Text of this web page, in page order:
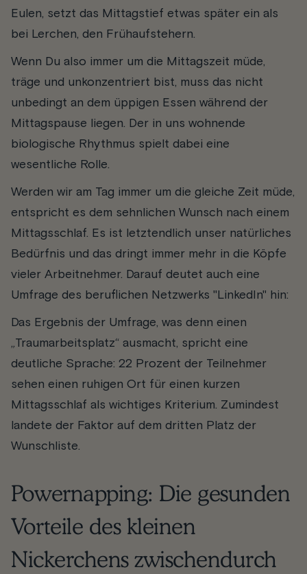
Eulen, setzt das Mittagstief etwas später ein als
bei Lerchen, den Frühaufstehern.
Wenn Du also immer um die Mittagszeit müde,
träge und unkonzentriert bist, muss das nicht
unbedingt an dem üppigen Essen während der
Mittagspause liegen. Der in uns wohnende
biologische Rhythmus spielt dabei eine
wesentliche Rolle.
Werden wir am Tag immer um die gleiche Zeit müde,
entspricht es dem sehnlichen Wunsch nach einem
Mittagsschlaf. Es ist letztendlich unser natürliches
Bedürfnis und das dringt immer mehr in die Köpfe
vieler Arbeitnehmer. Darauf deutet auch eine
Umfrage des beruflichen Netzwerks "LinkedIn" hin:
Das Ergebnis der Umfrage, was denn einen
„Traumarbeitsplatz“ ausmacht, spricht eine
deutliche Sprache: 22 Prozent der Teilnehmer
sehen einen ruhigen Ort für einen kurzen
Mittagsschlaf als wichtiges Kriterium. Zumindest
landete der Faktor auf dem dritten Platz der
Wunschliste.
Powernapping: Die gesunden
Vorteile des kleinen
Nickerchens zwischendurch